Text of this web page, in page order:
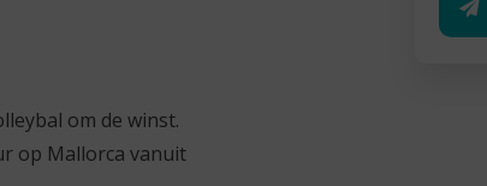
om de winst.
op Mallorca vanuit